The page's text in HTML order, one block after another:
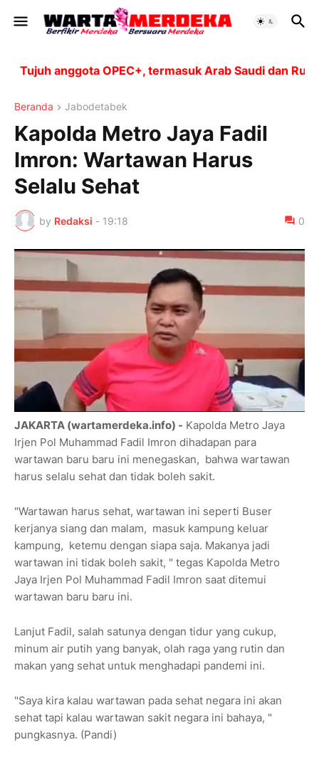
Tujuh anggota OPEC+, termasuk Arab Saudi dan
Beranda Jabodetabek
Kapolda Metro Jaya Fadil
Imron: Wartawan Harus
Selalu Sehat
by Redaksi - 19:18 0
JAKARTA (wartamerdeka.info) - Kapolda Metro Jaya
Irjen Pol Muhammad Fadil Imron dihadapan para
wartawan baru baru ini menegaskan, bahwa wartawan
harus selalu sehat dan tidak boleh sakit.
"Wartawan harus sehat, wartawan ini seperti Buser
kerjanya siang dan malam, masuk kampung keluar
kampung, ketemu dengan siapa saja. Makanya jadi
wartawan ini tidak boleh sakit, " tegas Kapolda Metro
Jaya Irjen Pol Muhammad Fadil Imron saat ditemui
wartawan baru baru ini.
Lanjut Fadil, salah satunya dengan tidur yang cukup,
minum air putih yang banyak, olah raga yang rutin dan
makan yang sehat untuk menghadapi pandemi ini.
"Saya kira kalau wartawan pada sehat negara ini akan
sehat tapi kalau wartawan sakit negara ini bahaya, "
pungkasnya. (Pandi)